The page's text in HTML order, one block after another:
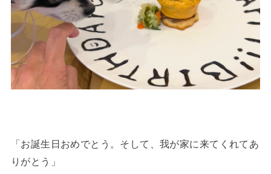
「お誕生日おめでとう。そして、我が家に来てくれてあ
りがとう」